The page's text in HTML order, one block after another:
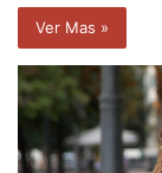
Ver Mas »